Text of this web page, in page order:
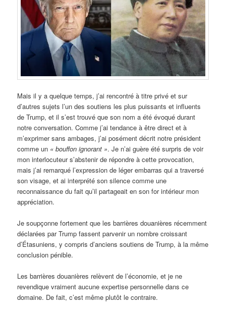
Mais il y a quelque temps, j’ai rencontré à titre privé et sur
d’autres sujets l’un des soutiens les plus puissants et influents
de Trump, et il s’est trouvé que son nom a été évoqué durant
notre conversation. Comme j’ai tendance à être direct et à
m’exprimer sans ambages, j’ai posément décrit notre président
comme un « bouffon ignorant ». Je n’ai guère été surpris de voir
mon interlocuteur s’abstenir de répondre à cette provocation,
mais j’ai remarqué l’expression de léger embarras qui a traversé
son visage, et ai interprété son silence comme une
reconnaissance du fait qu’il partageait en son for intérieur mon
appréciation.
Je soupçonne fortement que les barrières douanières récemment
déclarées par Trump fassent parvenir un nombre croissant
d’Étasuniens, y compris d’anciens soutiens de Trump, à la même
conclusion pénible.
Les barrières douanières relèvent de l’économie, et je ne
revendique vraiment aucune expertise personnelle dans ce
domaine. De fait, c’est même plutôt le contraire.